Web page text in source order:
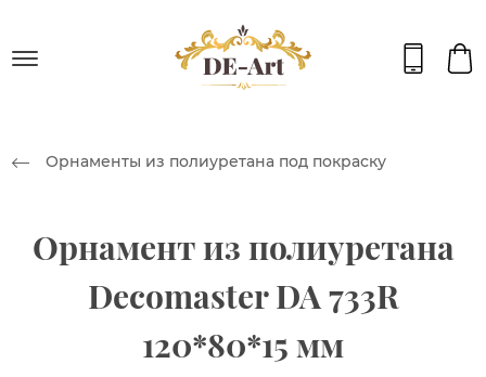
Орнаменты из полиуретана под покраску
Орнамент из полиуретана
Decomaster DA 733R
120*80*15 мм